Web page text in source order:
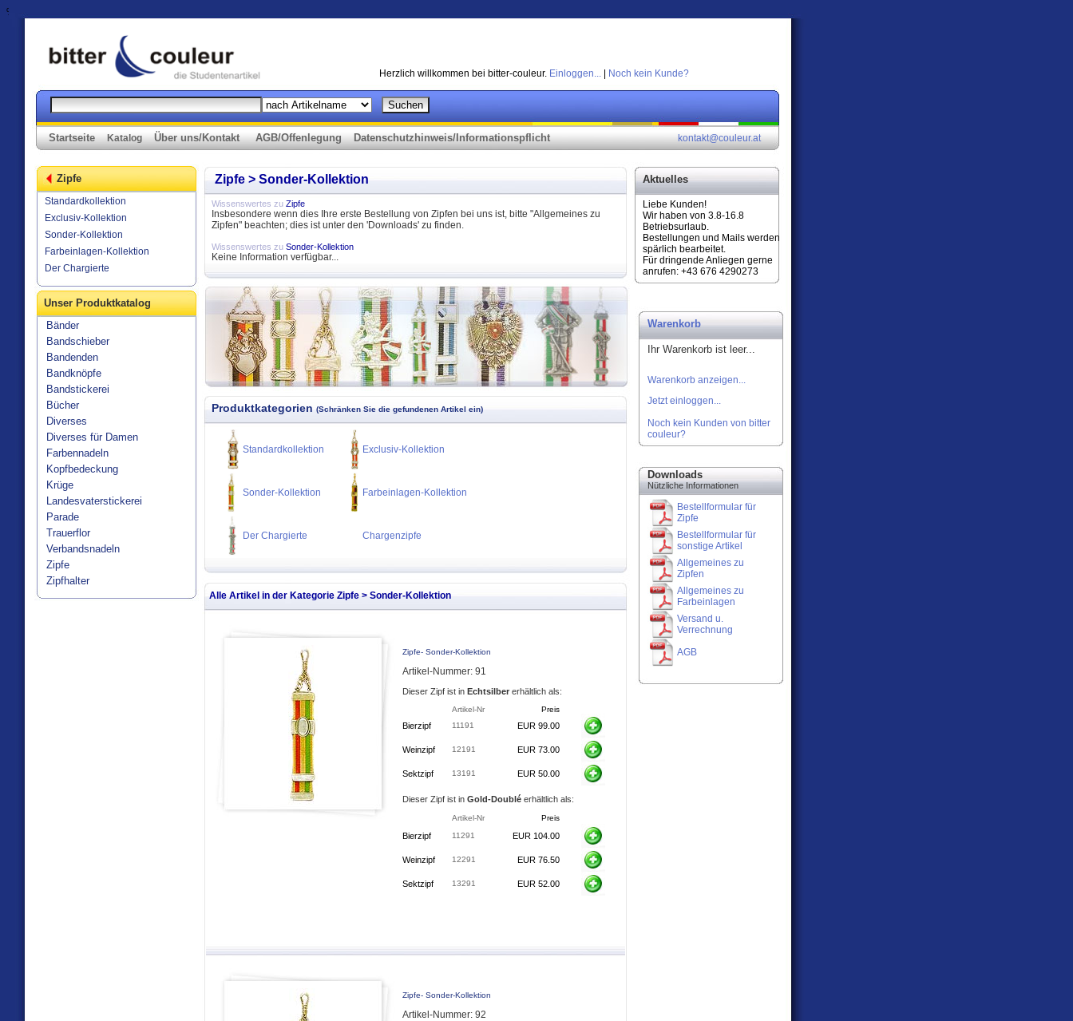
%>
Herzlich willkommen bei bitter-couleur. Einloggen... Noch kein Kunde?
Startseite Katalog Über uns/Kontakt AGB/Offenlegung Datenschutzhinweis/Informationspflicht
Aktuelles
Liebe Kunden!
Wir haben von 3.8-16.8
Betriebsurlaub.
Bestellungen und Mails werden
spärlich bearbeitet.
Für dringende Anliegen gerne
anrufen: +43 676 4290273
Zipfe
Standardkollektion
Exclusiv-Kollektion
Sonder-Kollektion
Farbeinlagen-Kollektion
Der Chargierte
Unser Produktkatalog
Bänder
Bandschieber
Bandenden
Bandknöpfe
Bandstickerei
Bücher
Diverses
Diverses für Damen
Farbennadeln
Kopfbedeckung
Krüge
Landesvaterstickerei
Parade
Trauerflor
Verbandsnadeln
Zipfe
Zipfhalter
Warenkorb
Ihr Warenkorb ist leer...
Warenkorb anzeigen...
Jetzt einloggen...
Noch kein Kunden von bitter
couleur?
Downloads
Nützliche Informationen
Bestellformular für
Zipfe
Bestellformular für
sonstige Artikel
Allgemeines zu
Zipfen
Allgemeines zu
Farbeinlagen
Versand u.
Verrechnung
AGB
kontakt@couleur.at
Zipfe > Sonder-Kollektion
Wissenswertes zu Zipfe
Insbesondere wenn dies Ihre erste Bestellung von Zipfen bei uns ist, bitte "Allgemeines zu
Zipfen" beachten; dies ist unter den 'Downloads' zu finden.
Wissenswertes zu Sonder-Kollektion
Keine Information verfügbar...
Produktkategorien (Schränken Sie die gefundenen Artikel ein)
Standardkollektion Exclusiv-Kollektion
Sonder-Kollektion Farbeinlagen-Kollektion
Der Chargierte Chargenzipfe
Alle Artikel in der Kategorie Zipfe > Sonder-Kollektion
Zipfe- Sonder-Kollektion
Artikel-Nummer: 91
Dieser Zipf ist in Echtsilber erhältlich als:
Artikel-Nr Preis
Bierzipf 11191 EUR 99.00
Weinzipf 12191 EUR 73.00
Sektzipf 13191 EUR 50.00
Dieser Zipf ist in Gold-Doublé erhältlich als:
Artikel-Nr Preis
Bierzipf 11291 EUR 104.00
Weinzipf 12291 EUR 76.50
Sektzipf 13291 EUR 52.00
Zipfe- Sonder-Kollektion
Artikel-Nummer: 92